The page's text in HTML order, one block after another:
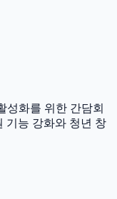
성화를 위한 간담회
기능 강화와 청년 창